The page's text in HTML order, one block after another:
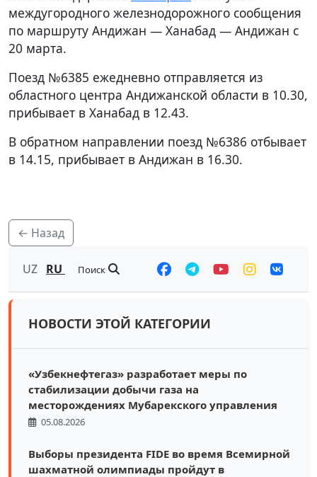
междугородного железнодорожного сообщения
по маршруту Андижан — Ханабад — Андижан с
20 марта.
Поезд №6385 ежедневно отправляется из
областного центра Андижанской области в 10.30,
прибывает в Ханабад в 12.43.
В обратном направлении поезд №6386 отбывает
в 14.15, прибывает в Андижан в 16.30.
← Назад
UZ RU Поиск
НОВОСТИ ЭТОЙ КАТЕГОРИИ
«Узбекнефтегаз» разработает меры по
стабилизации добычи газа на
месторождениях Мубарекского управления
05.08.2026
Выборы президента FIDE во время Всемирной
шахматной олимпиады пройдут в